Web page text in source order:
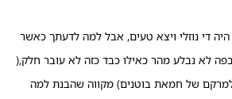
היה די נוזלי ויצא טעים, אבל למה לדעתך כאשר
לא נבלע מהר כאילו כבד כזה לא עובר חלק,(
של חמאת בוטנים) מקווה שהבנת למה